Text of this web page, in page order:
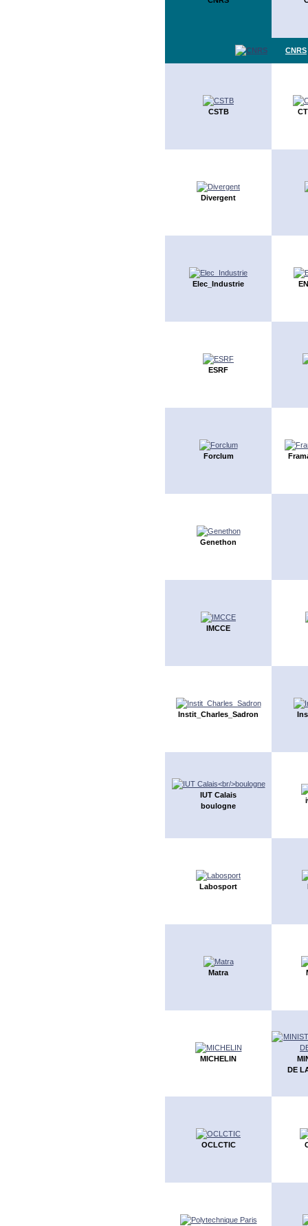
CNRS
CSTB
Divergent
Elec_Industrie
ESRF
Forclum
Genethon
IMCCE
Instit_Charles_Sadron
IUT Calais
boulogne
Labosport
Matra
MICHELIN
DE
OCLCTIC